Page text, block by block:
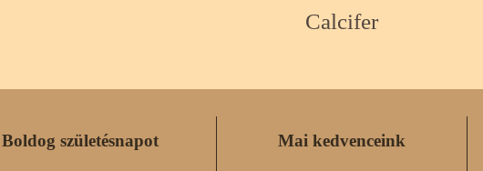
Calcifer
Boldog születésnapot Mai kedvenceink